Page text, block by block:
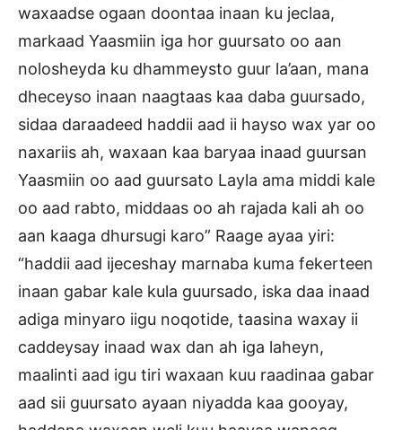
waxaadse ogaan doontaa inaan ku jeclaa,
markaad Yaasmiin iga hor guursato oo aan
nolosheyda ku dhammeysto guur la’aan, mana
dheceyso inaan naagtaas kaa daba guursado,
sidaa daraadeed haddii aad ii hayso wax yar oo
naxariis ah, waxaan kaa baryaa inaad guursan
Yaasmiin oo aad guursato Layla ama middi kale
oo aad rabto, middaas oo ah rajada kali ah oo
aan kaaga dhursugi karo” Raage ayaa yiri:
“haddii aad ijeceshay marnaba kuma fekerteen
inaan gabar kale kula guursado, iska daa inaad
adiga minyaro iigu noqotide, taasina waxay ii
caddeysay inaad wax dan ah iga laheyn,
maalinti aad igu tiri waxaan kuu raadinaa gabar
aad sii guursato ayaan niyadda kaa gooyay,